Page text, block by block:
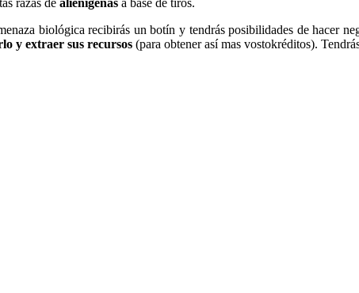
biológica recibirás un botín y tendrás posibilidades de hacer
y extraer sus recursos (para obtener así mas vostokréditos).